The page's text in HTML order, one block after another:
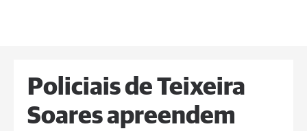
Policiais de Teixeira
Soares apreendem